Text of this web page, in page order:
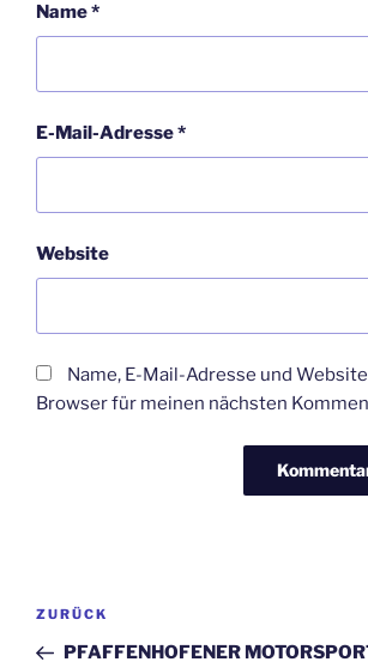
Name*
E-Mail-Adresse*
Website
Name, E-Mail-Adresse und
Browser für meinen nächsten
Beitragsnavigation
Vorheriger
Beitrag
ZURÜCK
PFAFFENHOFENER